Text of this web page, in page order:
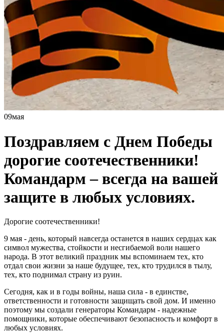
09мая
Поздравляем с Днем Победы
дорогие соотечественники!
Командарм – всегда на вашей
защите в любых условиях.
Дорогие соотечественники!
9 мая - день, который навсегда останется в наших сердцах как
символ мужества, стойкости и несгибаемой воли нашего
народа. В этот великий праздник мы вспоминаем тех, кто
отдал свои жизни за наше будущее, тех, кто трудился в тылу,
тех, кто поднимал страну из руин.
Сегодня, как и в годы войны, наша сила - в единстве,
ответственности и готовности защищать свой дом. И именно
поэтому мы создали генераторы Командарм - надежные
помощники, которые обеспечивают безопасность и комфорт в
любых условиях.